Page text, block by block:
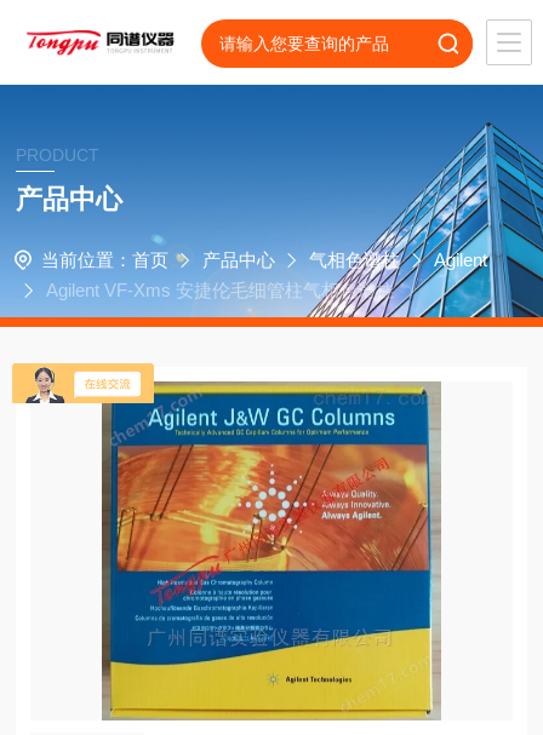
PRODUCT
产品中心
当前位置： 首页 产品中心 气相色谱柱
Agilent
Agilent VF-Xms 安捷伦毛细管柱气相色谱柱